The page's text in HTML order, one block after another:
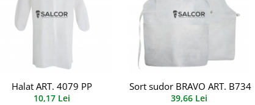
Halat ART. 4079 PP
10,17 Lei
Sort sudor BRAVO ART. B734
39,66 Lei